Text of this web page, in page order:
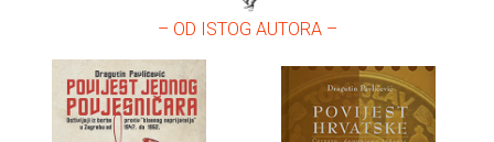
– OD ISTOG AUTORA –